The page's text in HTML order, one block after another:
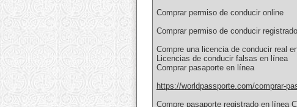
Comprar permiso de conducir online
Comprar permiso de conducir
Compre una licencia de conducir real
Licencias de conducir falsas en línea
Comprar pasaporte en línea
https://worldpassporte.com/comprar-
Compre pasaporte registrado en línea